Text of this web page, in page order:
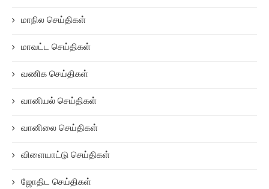
மாநில செய்திகள்
மாவட்ட செய்திகள்
வணிக செய்திகள்
வானியல் செய்திகள்
வானிலை செய்திகள்
விளையாட்டு செய்திகள்
ஜோதிட செய்திகள்